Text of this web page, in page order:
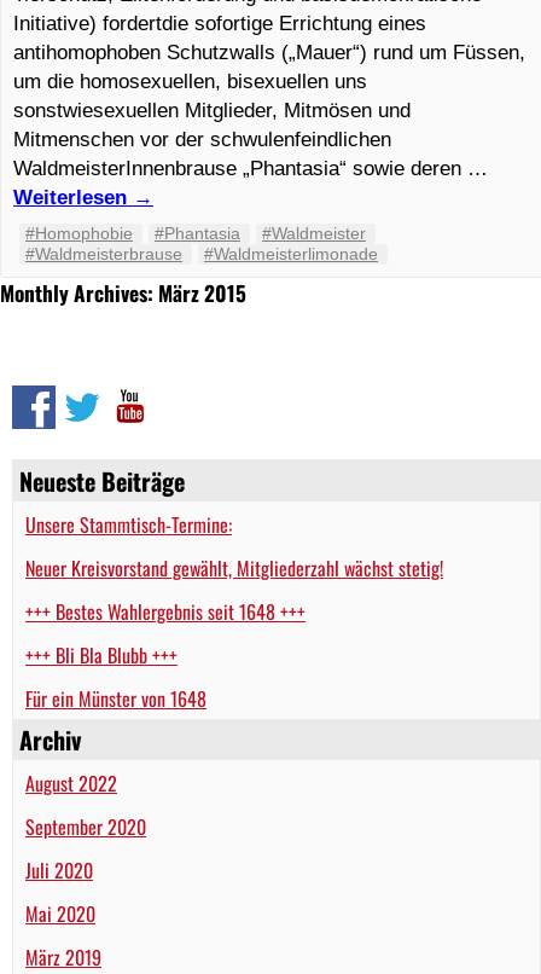
Neueste Beiträge
Unsere Stammtisch-Termine:
Neuer Kreisvorstand gewählt, Mitgliederzahl wächst stetig!
+++ Bestes Wahlergebnis seit 1648 +++
+++ Bli Bla Blubb +++
Für ein Münster von 1648
Archiv
August 2022
September 2020
Juli 2020
Mai 2020
März 2019
Monthly Archives: März 2015
Initiative) fordertdie sofortige Errichtung eines
antihomophoben Schutzwalls („Mauer“) rund um Füssen,
um die homosexuellen, bisexuellen uns
sonstwiesexuellen Mitglieder, Mitmösen und
Mitmenschen vor der schwulenfeindlichen
WaldmeisterInnenbrause „Phantasia“ sowie deren …
Weiterlesen →
#Homophobie #Phantasia
#Waldmeister
#Waldmeisterbrause
#Waldmeisterlimonade